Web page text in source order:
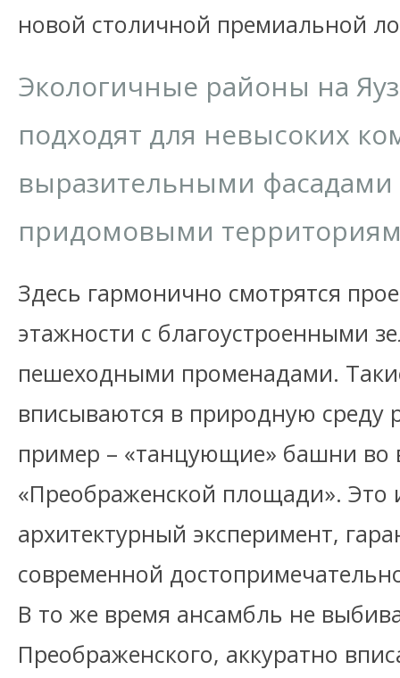
новой столичной премиальной
Экологичные районы на
подходят для невысоких
выразительными
придомовыми
Здесь гармонично смотрятся
этажности с благоустроенными
пешеходными променадами.
вписываются в природную среду
пример – «танцующие» башни во
«Преображенской площади». Это
архитектурный эксперимент,
современной
В то же время ансамбль не
Преображенского, аккуратно